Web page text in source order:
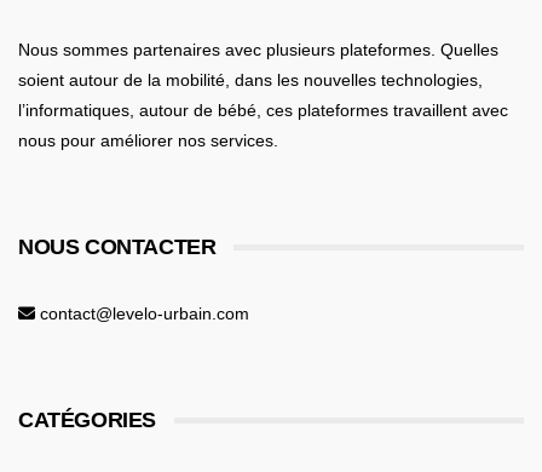
Nous sommes partenaires avec plusieurs plateformes. Quelles
soient autour de la mobilité , dans les nouvelles technologies,
l’informatiques, autour de bébé , ces plateformes travaillent avec
nous pour améliorer nos services.
NOUS CONTACTER
contact@levelo-urbain.com
CATÉGORIES